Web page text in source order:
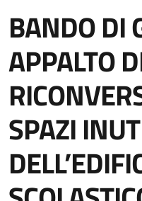
BANDO DI
APPALTO
SPAZI